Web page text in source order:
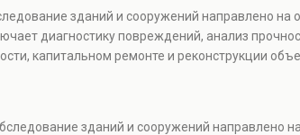
зданий и сооружений направлено
диагностику повреждений, анализ
капитальном ремонте и реконструкции
зданий и сооружений направлено